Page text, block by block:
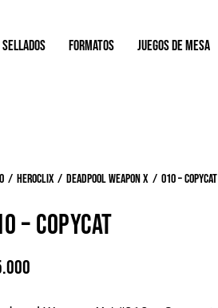
SELLADOS FORMATOS JUEGOS DE MESA
Heroclix Deadpool Weapon X 010 – Copycat
– COPYCAT